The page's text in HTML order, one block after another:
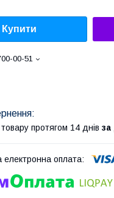
Купити
00-51
протягом 14 днів